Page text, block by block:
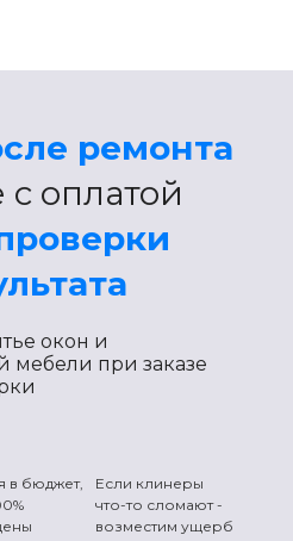
окон и
мебели при заказе
Если клинеры
что-то сломают -
возместим ущерб
в бюджет,
ремонта
с оплатой